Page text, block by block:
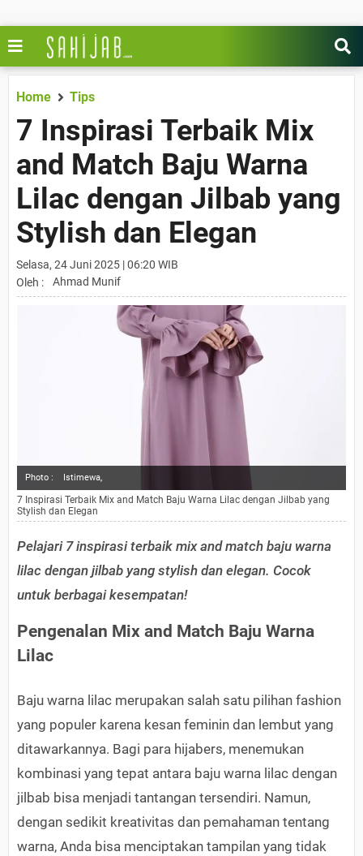
Home Tips
7 Inspirasi Terbaik Mix
and Match Baju Warna
Lilac dengan Jilbab yang
Stylish dan Elegan
Selasa, 24 Juni 2025 | 06:20 WIB
Oleh :
Ahmad Munif
Photo : Istimewa,
7 Inspirasi Terbaik Mix and Match Baju Warna Lilac dengan Jilbab yang
Stylish dan Elegan
Pelajari 7 inspirasi terbaik mix and match baju warna
lilac dengan jilbab yang stylish dan elegan. Cocok
untuk berbagai kesempatan!
Pengenalan Mix and Match Baju Warna
Lilac
Baju warna lilac merupakan salah satu pilihan fashion
yang populer karena kesan feminin dan lembut yang
ditawarkannya. Bagi para hijabers, menemukan
kombinasi yang tepat antara baju warna lilac dengan
jilbab bisa menjadi tantangan tersendiri. Namun,
dengan sedikit kreativitas dan pemahaman tentang
warna, Anda bisa menciptakan tampilan yang tidak